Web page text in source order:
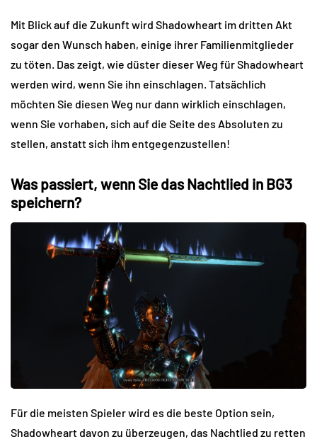
Mit Blick auf die Zukunft wird Shadowheart im dritten Akt
sogar den Wunsch haben, einige ihrer Familienmitglieder
zu töten. Das zeigt, wie düster dieser Weg für Shadowheart
werden wird, wenn Sie ihn einschlagen. Tatsächlich
möchten Sie diesen Weg nur dann wirklich einschlagen,
wenn Sie vorhaben, sich auf die Seite des Absoluten zu
stellen, anstatt sich ihm entgegenzustellen!
Was passiert, wenn Sie das Nachtlied in BG3
speichern?
Für die meisten Spieler wird es die beste Option sein,
Shadowheart davon zu überzeugen, das Nachtlied zu retten